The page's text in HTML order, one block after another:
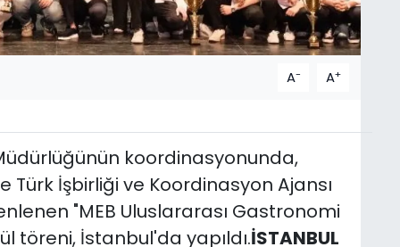
A- A+
koordinasyonunda,
Türk İşbirliği ve Koordinasyon Ajansı
"MEB Uluslararası Gastronomi
töreni, İstanbul'da yapıldı.İSTANBUL